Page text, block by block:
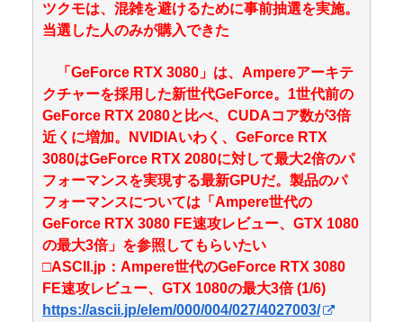
ツクモは、混雑を避けるために事前抽選を実施。
当選した人のみが購入できた
「GeForce RTX 3080」は、Ampereアーキテ
クチャーを採用した新世代GeForce。1世代前の
GeForce RTX 2080と比べ、CUDAコア数が3倍
近くに増加。NVIDIAいわく、GeForce RTX
3080はGeForce RTX 2080に対して最大2倍のパ
フォーマンスを実現する最新GPUだ。製品のパ
フォーマンスについては「Ampere世代の
GeForce RTX 3080 FE速攻レビュー、GTX 1080
の最大3倍」を参照してもらいたい
□ASCII.jp：Ampere世代のGeForce RTX 3080
FE速攻レビュー、GTX 1080の最大3倍 (1/6)
https://ascii.jp/elem/000/004/027/4027003/